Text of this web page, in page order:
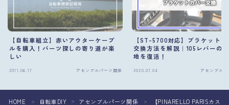
【自転車組立】赤いアウターケーブ
ルを購入！パーツ探しの寄り道が楽
しい
2011.06.17 アセンブルパーツ関係
【ST-5700対応】ブラケット
交換方法を解説｜105レバーの
地を復活！
2020.07.04 アセンブルパ
HOME ＞ 自転車DIY ＞ アセンブルパーツ関係 ＞ 【PINARELLO PARISカス